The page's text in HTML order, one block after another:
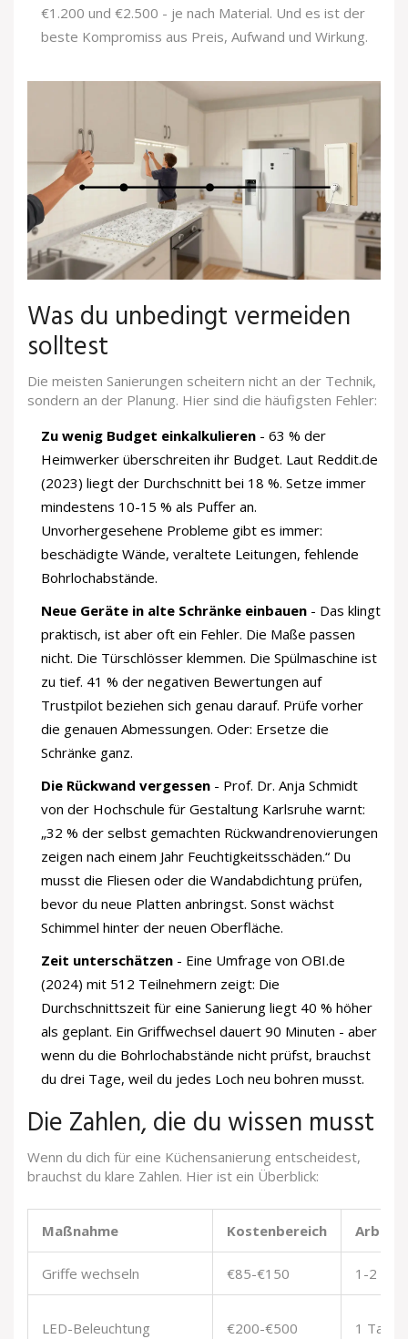
€1.200 und €2.500 - je nach Material. Und es ist der
beste Kompromiss aus Preis, Aufwand und Wirkung.
Was du unbedingt vermeiden
solltest
Die meisten Sanierungen scheitern nicht an der Technik,
sondern an der Planung. Hier sind die häufigsten Fehler:
Zu wenig Budget einkalkulieren - 63 % der
Heimwerker überschreiten ihr Budget. Laut Reddit.de
(2023) liegt der Durchschnitt bei 18 %. Setze immer
mindestens 10-15 % als Puffer an.
Unvorhergesehene Probleme gibt es immer:
beschädigte Wände, veraltete Leitungen, fehlende
Bohrlochabstände.
Neue Geräte in alte Schränke einbauen - Das klingt
praktisch, ist aber oft ein Fehler. Die Maße passen
nicht. Die Türschlösser klemmen. Die Spülmaschine ist
zu tief. 41 % der negativen Bewertungen auf
Trustpilot beziehen sich genau darauf. Prüfe vorher
die genauen Abmessungen. Oder: Ersetze die
Schränke ganz.
Die Rückwand vergessen - Prof. Dr. Anja Schmidt
von der Hochschule für Gestaltung Karlsruhe warnt:
„32 % der selbst gemachten Rückwandrenovierungen
zeigen nach einem Jahr Feuchtigkeitsschäden.“ Du
musst die Fliesen oder die Wandabdichtung prüfen,
bevor du neue Platten anbringst. Sonst wächst
Schimmel hinter der neuen Oberfläche.
Zeit unterschätzen - Eine Umfrage von OBI.de
(2024) mit 512 Teilnehmern zeigt: Die
Durchschnittszeit für eine Sanierung liegt 40 % höher
als geplant. Ein Griffwechsel dauert 90 Minuten - aber
wenn du die Bohrlochabstände nicht prüfst, brauchst
du drei Tage, weil du jedes Loch neu bohren musst.
Die Zahlen, die du wissen musst
Wenn du dich für eine Küchensanierung entscheidest,
brauchst du klare Zahlen. Hier ist ein Überblick:
Maßnahme Kostenbereich
Griffe wechseln €85-€150 1-2
LED-Beleuchtung €200-€500 1 Tag